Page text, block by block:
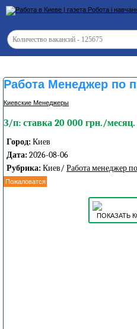
Работа Менеджер по
Киевские Менеджеры
З/п: ставка 20 000 грн./
Город: Киев
Дата: 2026-08-06
Рубрика: Киев/ Работа менеджер
Пожаловатся
ПОКАЗАТЬ